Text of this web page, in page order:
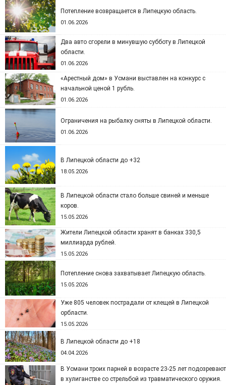
Потепление возвращается в Липецкую область.
01.06.2026
Два авто сгорели в минувшую субботу в Липецкой
области.
01.06.2026
«Арестный дом» в Усмани выставлен на конкурс с
начальной ценой 1 рубль.
01.06.2026
Ограничения на рыбалку сняты в Липецкой области.
01.06.2026
В Липецкой области до +32
18.05.2026
В Липецкой области стало больше свиней и меньше
коров.
15.05.2026
Жители Липецкой области хранят в банках 330,5
миллиарда рублей.
15.05.2026
Потепление снова захватывает Липецкую область.
15.05.2026
Уже 805 человек пострадали от клещей в Липецкой
орбласти.
15.05.2026
В Липецкой области до +18
04.04.2026
В Усмани троих парней в возрасте 23-25 лет подозревают
в хулиганстве со стрельбой из травматического оружия.